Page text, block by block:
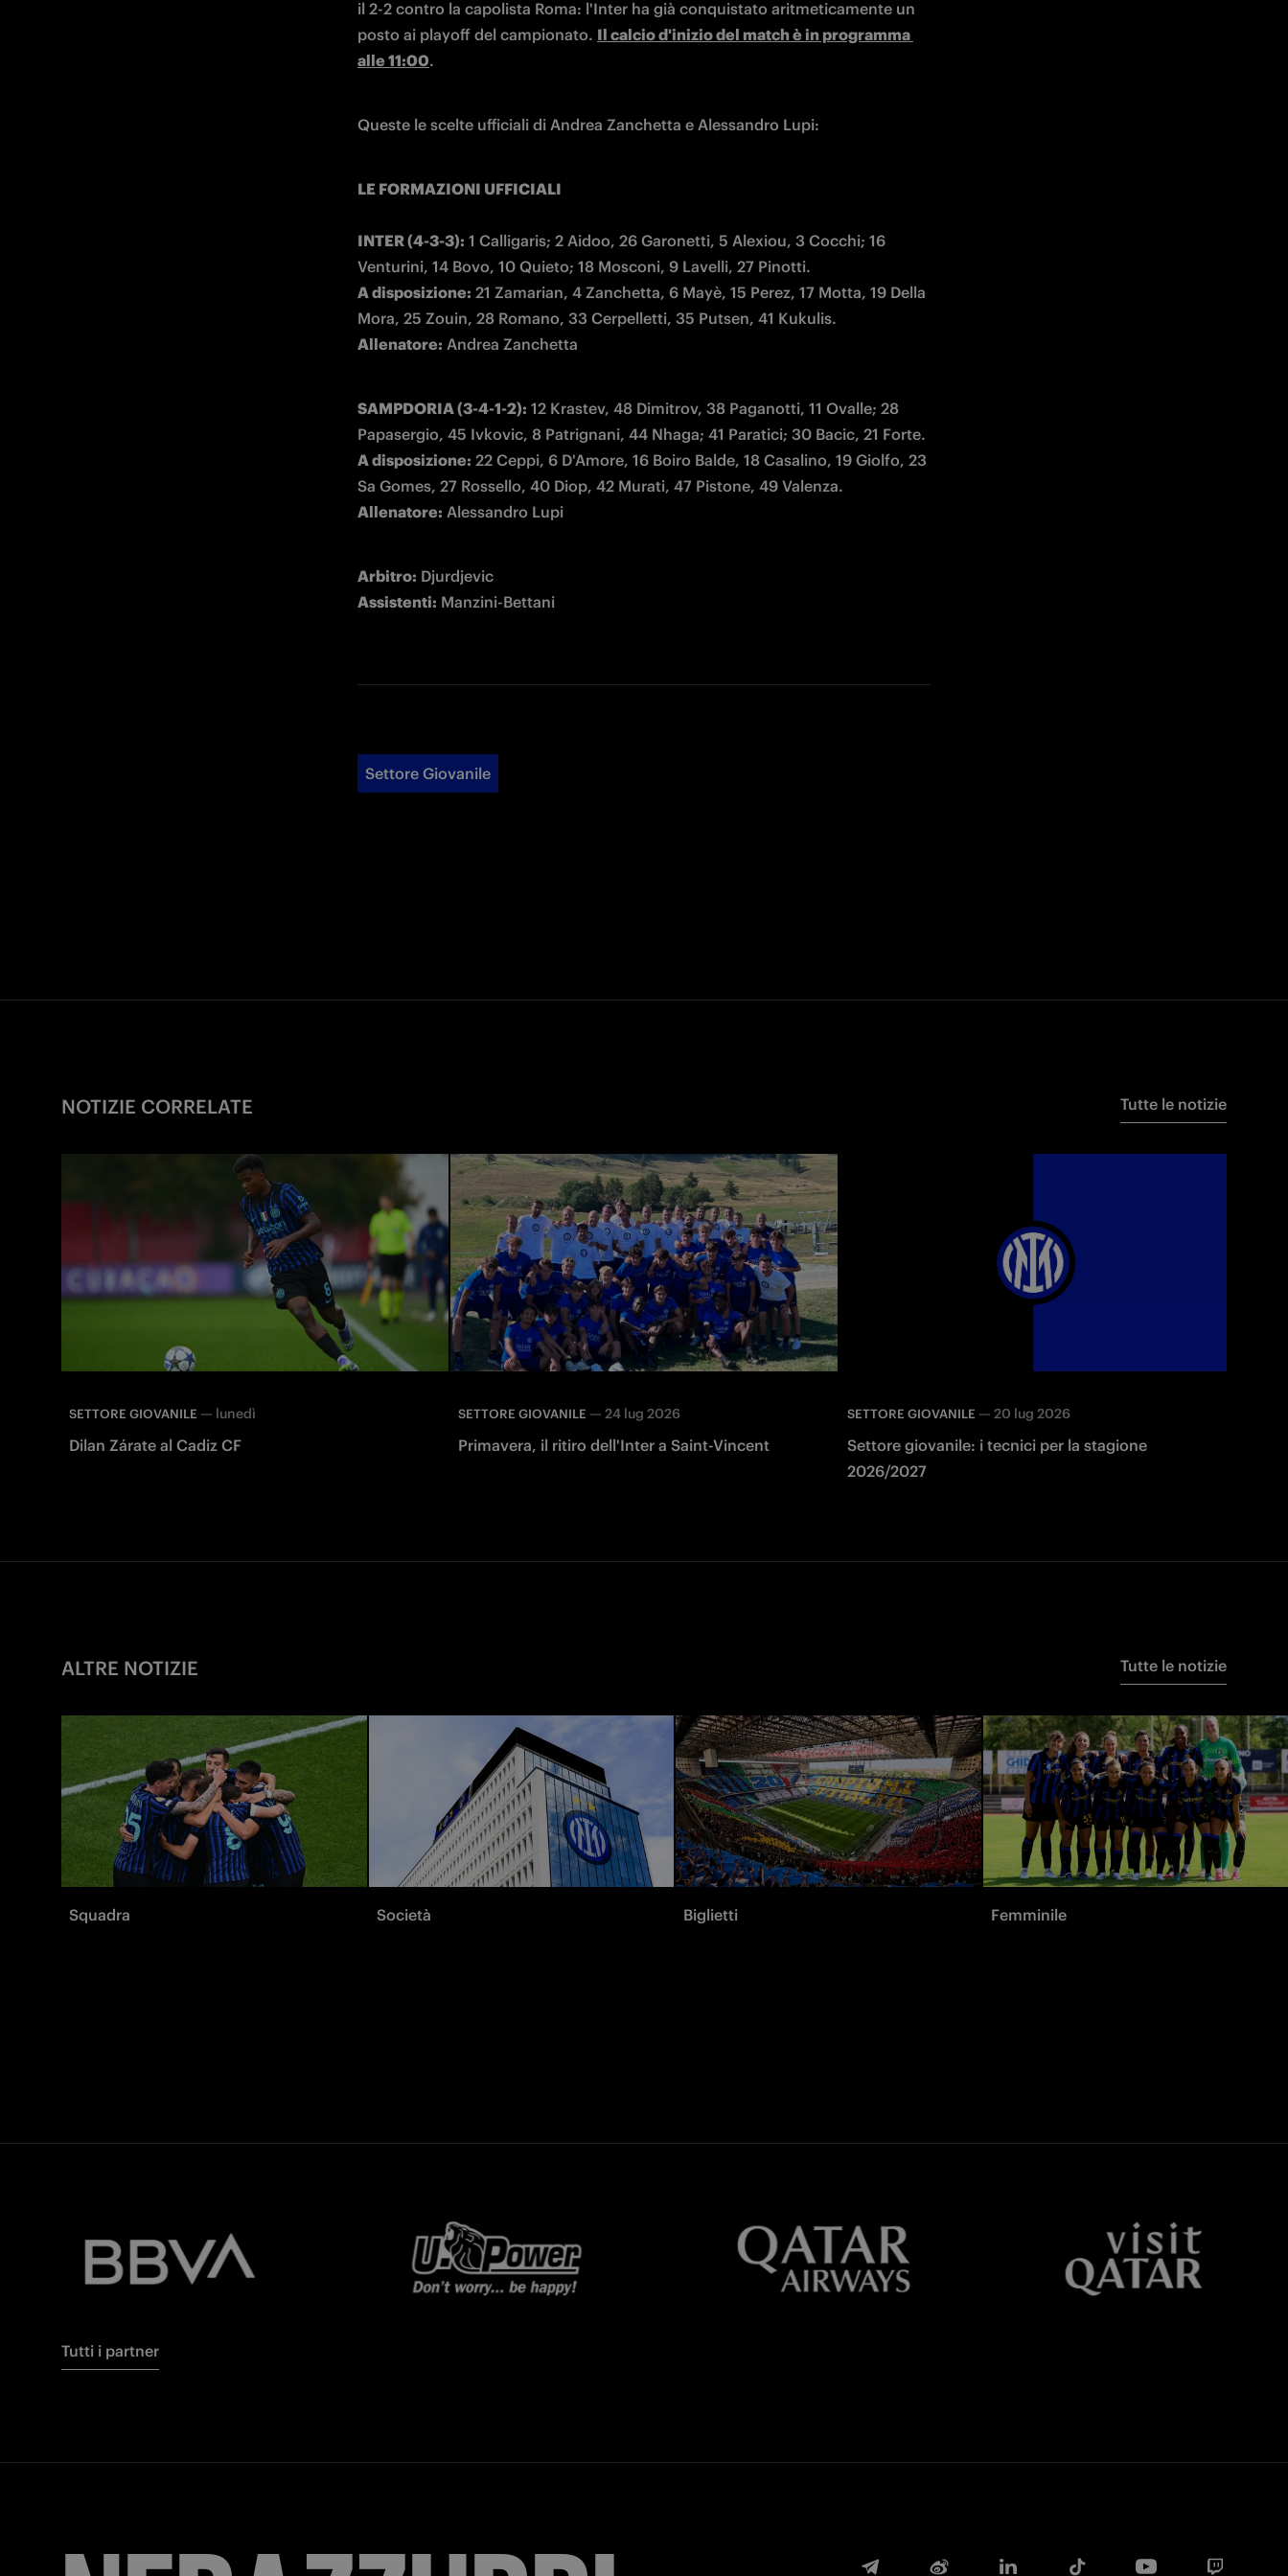
il 2-2 contro la capolista Roma: l'Inter ha già conquistato aritmeticamente un
posto ai playoff del campionato. Il calcio d'inizio del match è in programma
alle 11:00.
Queste le scelte ufficiali di Andrea Zanchetta e Alessandro Lupi:
LE FORMAZIONI UFFICIALI
INTER (4-3-3): 1 Calligaris; 2 Aidoo, 26 Garonetti, 5 Alexiou, 3 Cocchi; 16
A disposizione: 21 Zamarian, 4 Zanchetta, 6 Mayè, 15 Perez, 17 Motta, 19 Della
Allenatore: Andrea Zanchetta
SAMPDORIA (3-4-1-2): 12 Krastev, 48 Dimitrov, 38 Paganotti, 11 Ovalle; 28
A disposizione: 22 Ceppi, 6 D'Amore, 16 Boiro Balde, 18 Casalino, 19 Giolfo, 23
Allenatore: Alessandro Lupi
Arbitro:
Djurdjevic
Assistenti: Manzini-Bettani
Settore Giovanile
NOTIZIE CORRELATE Tutte le notizie
SETTORE GIOVANILE — lunedì
Dilan Zárate al Cadiz CF
SETTORE GIOVANILE — 24 lug 2026
Primavera, il ritiro dell'Inter a Saint-Vincent
SETTORE GIOVANILE — 20 lug 2026
Settore giovanile: i tecnici per la stagione
2026/2027
ALTRE NOTIZIE Tutte le notizie
Squadra Società Biglietti Femminile
Tutti i partner